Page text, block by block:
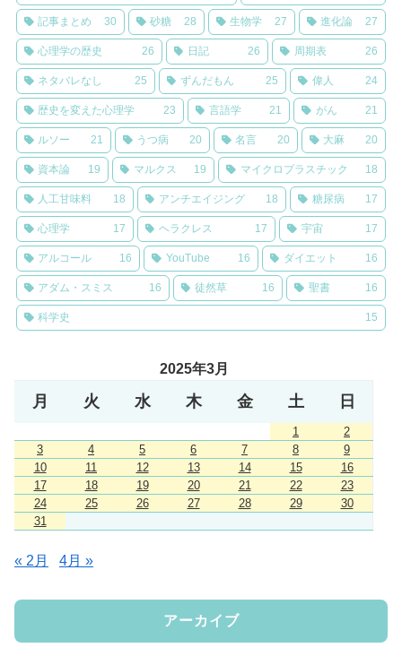
記事まとめ 30 砂糖 28 生物学 27 進化論 27
心理学の歴史 26 日記 26 周期表 26
ネタバレなし 25 ずんだもん 25 偉人 24
歴史を変えた心理学 23 言語学 21 がん 21
ルソー 21 うつ病 20 名言 20 大麻 20
資本論 19 マルクス 19 マイクロプラスチック 18
人工甘味料 18 アンチエイジング 18 糖尿病 17
心理学 17 ヘラクレス 17 宇宙 17
アルコール 16 YouTube 16 ダイエット 16
アダム・スミス 16 徒然草 16 聖書 16
科学史 15
2025年3月
月 火 水 木 金 土 日
1
2
3
4 5 6 7 8
9
10
11 12 13 14 15
16
17
18 19 20 21 22
23
24
25 26 27 28 29
30
31
« 2月 4月 »
アーカイブ